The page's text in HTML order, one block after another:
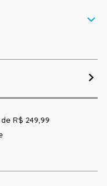
R$ 249,99